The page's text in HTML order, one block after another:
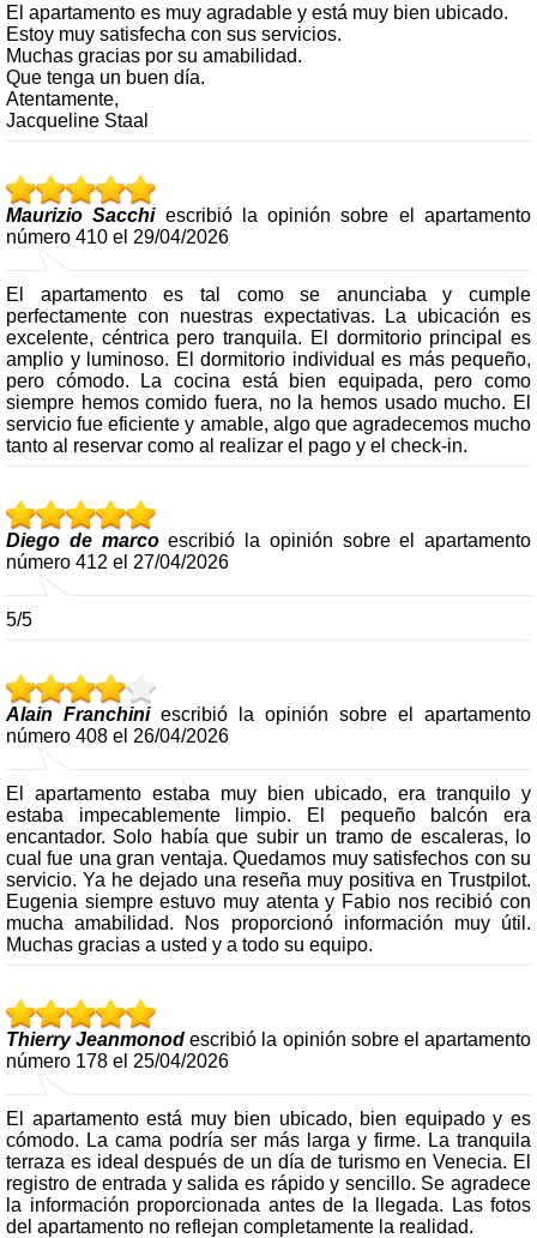
El apartamento es muy agradable y está muy bien ubicado.
Estoy muy satisfecha con sus servicios.
Muchas gracias por su amabilidad.
Que tenga un buen día.
Atentamente,
Jacqueline Staal
Maurizio Sacchiescribió la opinión sobre el apartamento
número 410 el 29/04/2026
El apartamento es tal como se anunciaba y cumple
perfectamente con nuestras expectativas. La ubicación es
excelente, céntrica pero tranquila. El dormitorio principal es
amplio y luminoso. El dormitorio individual es más pequeño,
pero cómodo. La cocina está bien equipada, pero como
siempre hemos comido fuera, no la hemos usado mucho. El
servicio fue eficiente y amable, algo que agradecemos mucho
tanto al reservar como al realizar el pago y el check-in.
Diego de marcoescribió la opinión sobre el apartamento
número 412 el 27/04/2026
5/5
Alain Franchiniescribió la opinión sobre el apartamento
número 408 el 26/04/2026
El apartamento estaba muy bien ubicado, era tranquilo y
estaba impecablemente limpio. El pequeño balcón era
encantador. Solo había que subir un tramo de escaleras, lo
cual fue una gran ventaja. Quedamos muy satisfechos con su
servicio. Ya he dejado una reseña muy positiva en Trustpilot.
Eugenia siempre estuvo muy atenta y Fabio nos recibió con
mucha amabilidad. Nos proporcionó información muy útil.
Muchas gracias a usted y a todo su equipo.
Thierry Jeanmonod escribió la opinión sobre el apartamento
número 178 el 25/04/2026
El apartamento está muy bien ubicado, bien equipado y es
cómodo. La cama podría ser más larga y firme. La tranquila
terraza es ideal después de un día de turismo en Venecia. El
registro de entrada y salida es rápido y sencillo. Se agradece
la información proporcionada antes de la llegada. Las fotos
del apartamento no reflejan completamente la realidad.